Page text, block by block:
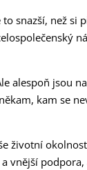
snazší, než si
alespoň jsou
kam se
životní
vnější podpora,